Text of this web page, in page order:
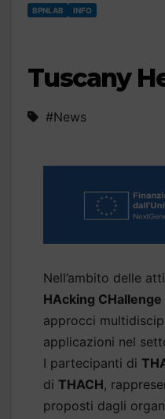
BPNLAB INFO
Tuscany
#News
Nell’ambito delle
HAcking CHallenge
approcci
applicazioni nel
I partecipanti di
di THACH,
proposti dagli